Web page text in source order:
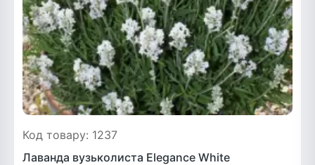
Код товару: 1237
Лаванда вузьколиста Elegance White